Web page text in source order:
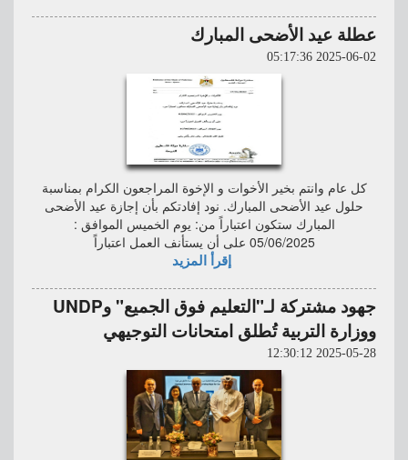
عطلة عيد الأضحى المبارك
2025-06-02 05:17:36
كل عام وانتم بخير الأخوات و الإخوة المراجعون الكرام بمناسبة
حلول عيد الأضحى المبارك. نود إفادتكم بأن إجازة عيد الأضحى
المبارك ستكون اعتباراً من: يوم الخميس الموافق :
05/06/2025 على أن يستأنف العمل اعتباراً
إقرأ المزيد
جهود مشتركة لـ"التعليم فوق الجميع" وUNDP
ووزارة التربية تُطلق امتحانات التوجيهي
2025-05-28 12:30:12